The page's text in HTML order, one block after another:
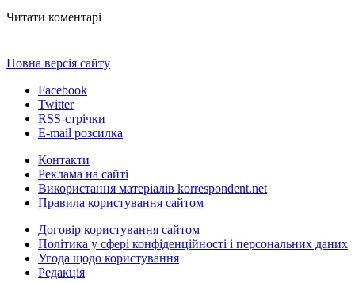
Читати коментарі
Повна версія сайту
Facebook
Twitter
RSS-стрічки
E-mail розсилка
Контакти
Реклама на сайті
Використання матеріалів korrespondent.net
Правила користування сайтом
Договір користування сайтом
Політика у сфері конфіденційності і персональних даних
Угода щодо користування
Редакція